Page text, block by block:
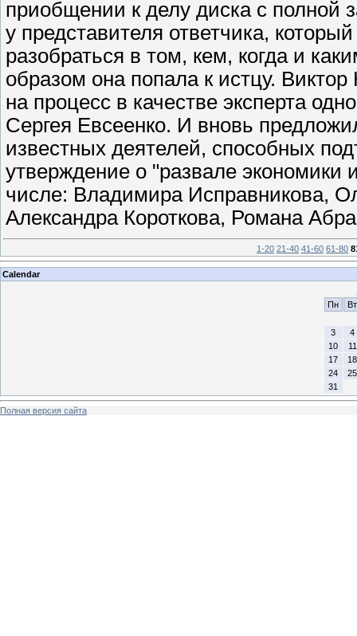
приобщении к делу диска с полной
у представителя ответчика,
разобраться в том, кем, когда и
образом она попала к истцу.
на процесс в качестве эксперта
Сергея Евсеенко. И вновь
известных деятелей, способных
утверждение о "развале экономики
числе: Владимира Исправникова,
Александра Короткова, Романа
1-20 21-40 41-60 61-80
Calendar
Пн
Вт
3
4
10
11
17
18
24
25
31
Полная версия сайта